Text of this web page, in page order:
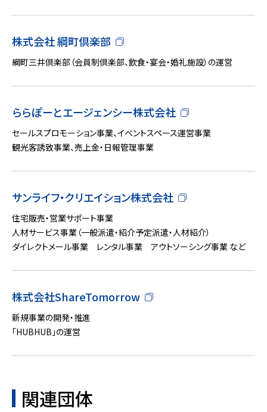
株式会社 綱町倶楽部
綱町三井倶楽部（会員制倶楽部、飲食・宴会・婚礼施設）の運営
ららぽーとエージェンシー株式会社
セールスプロモーション事業、イベントスペース運営事業
観光客誘致事業、売上金・日報管理事業
サンライフ・クリエイション株式会社
住宅販売・営業サポート事業
人材サービス事業（一般派遣・紹介予定派遣・人材紹介）
ダイレクトメール事業 レンタル事業 アウトソーシング事業 など
株式会社ShareTomorrow
新規事業の開発・推進
「HUBHUB」の運営
関連団体